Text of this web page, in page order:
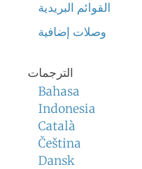
القوائم البريدية
وصلات إضافية
الترجمات
Bahasa
Indonesia
Català
Čeština
Dansk